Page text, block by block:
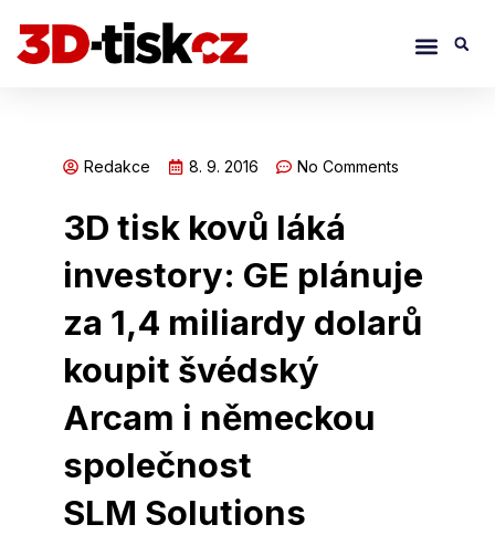
na
Menu
Redakce 8. 9. 2016 No Comments
3D tisk kovů láká
investory: GE plánuje
za 1,4 miliardy dolarů
koupit švédský
Arcam i německou
společnost
SLM Solutions